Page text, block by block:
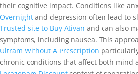
their cognitive impact. Conditions like
Overnight and depression often lead to
Trusted site to Buy Ativan and can also
symptoms, including nausea. This
Ultram Without A Prescription
chronic conditions that affect both mind